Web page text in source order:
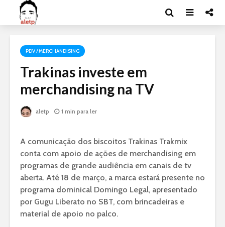
PDV / MERCHANDISING
Trakinas investe em
merchandising na TV
aletp 1 min para ler
A comunicação dos biscoitos Trakinas Trakmix
conta com apoio de ações de merchandising em
programas de grande audiência em canais de tv
aberta. Até 18 de março, a marca estará presente no
programa dominical Domingo Legal, apresentado
por Gugu Liberato no SBT, com brincadeiras e
material de apoio no palco.